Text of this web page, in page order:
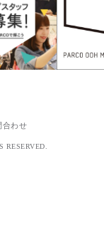
合わせ
RESERVED.